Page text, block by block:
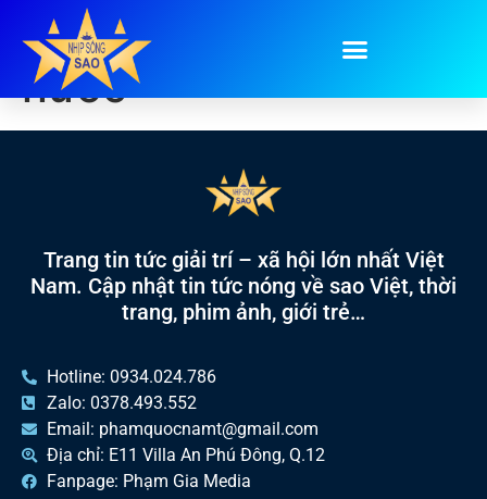
Tag:ẩm thực các
nước
Trang tin tức giải trí – xã hội lớn nhất Việt
Nam. Cập nhật tin tức nóng về sao Việt, thời
trang, phim ảnh, giới trẻ…
Hotline: 0934.024.786
Zalo: 0378.493.552
Email: phamquocnamt@gmail.com
Địa chỉ: E11 Villa An Phú Đông, Q.12
Fanpage: Phạm Gia Media